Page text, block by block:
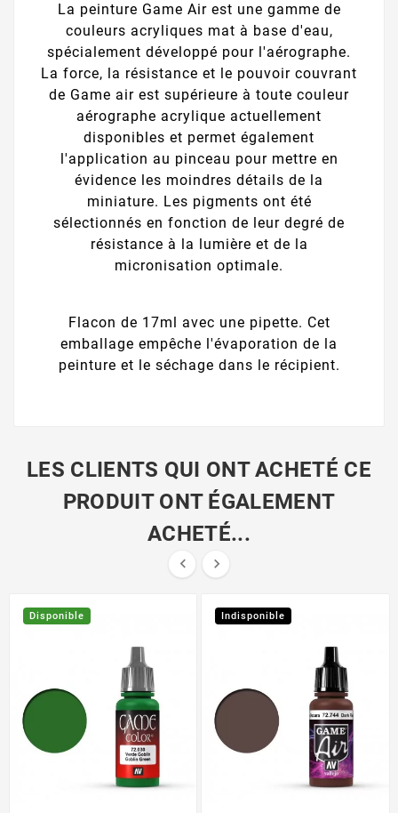
La peinture Game Air est une gamme de
couleurs acryliques mat à base d'eau,
spécialement développé pour l'aérographe.
La force, la résistance et le pouvoir couvrant
de Game air est supérieure à toute couleur
aérographe acrylique actuellement
disponibles et permet également
l'application au pinceau pour mettre en
évidence les moindres détails de la
miniature. Les pigments ont été
sélectionnés en fonction de leur degré de
résistance à la lumière et de la
micronisation optimale.
Flacon de 17ml avec une pipette. Cet
emballage empêche l'évaporation de la
peinture et le séchage dans le récipient.
LES CLIENTS QUI ONT ACHETÉ CE
PRODUIT ONT ÉGALEMENT
ACHETÉ...
 
Disponible Indisponible